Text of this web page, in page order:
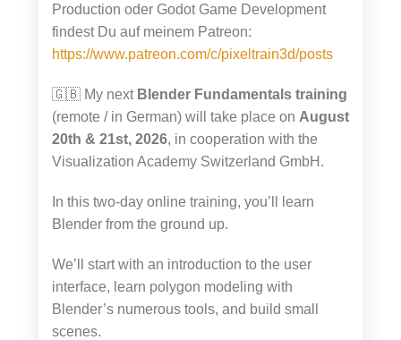
Production oder Godot Game Development
findest Du auf meinem Patreon:
https://www.patreon.com/c/pixeltrain3d/posts
🇬🇧 My next Blender Fundamentals training
(remote / in German) will take place on August
20th & 21st, 2026, in cooperation with the
Visualization Academy Switzerland GmbH.
In this two-day online training, you’ll learn
Blender from the ground up.
We’ll start with an introduction to the user
interface, learn polygon modeling with
Blender’s numerous tools, and build small
scenes.